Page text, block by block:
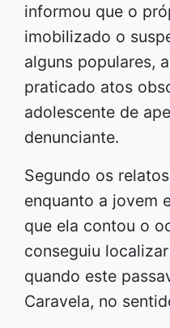
informou que o
imobilizado o
alguns populares,
praticado atos
adolescente de
denunciante.
Segundo os
enquanto a jovem
que ela contou o
conseguiu
quando este
Caravela, no